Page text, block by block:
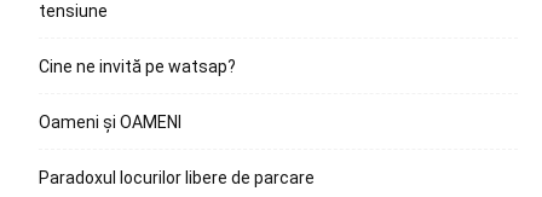
tensiune
Cine ne invită pe watsap?
Oameni și OAMENI
Paradoxul locurilor libere de parcare